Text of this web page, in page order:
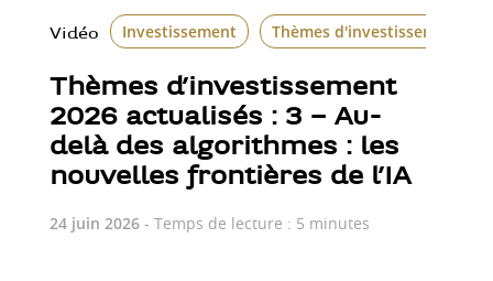
Vidéo Investissement Thèmes d'investissement
Thèmes d’investissement
2026 actualisés : 3 – Au-
delà des algorithmes : les
nouvelles frontières de l’IA
24 juin 2026- Temps de lecture : 5 minutes